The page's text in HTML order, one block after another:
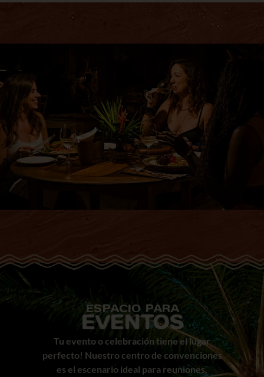
ESPACIO PARA
EVENTOS
Tu evento o celebración tiene el lugar
perfecto! Nuestro centro de convenciones
es el escenario ideal para reuniones,